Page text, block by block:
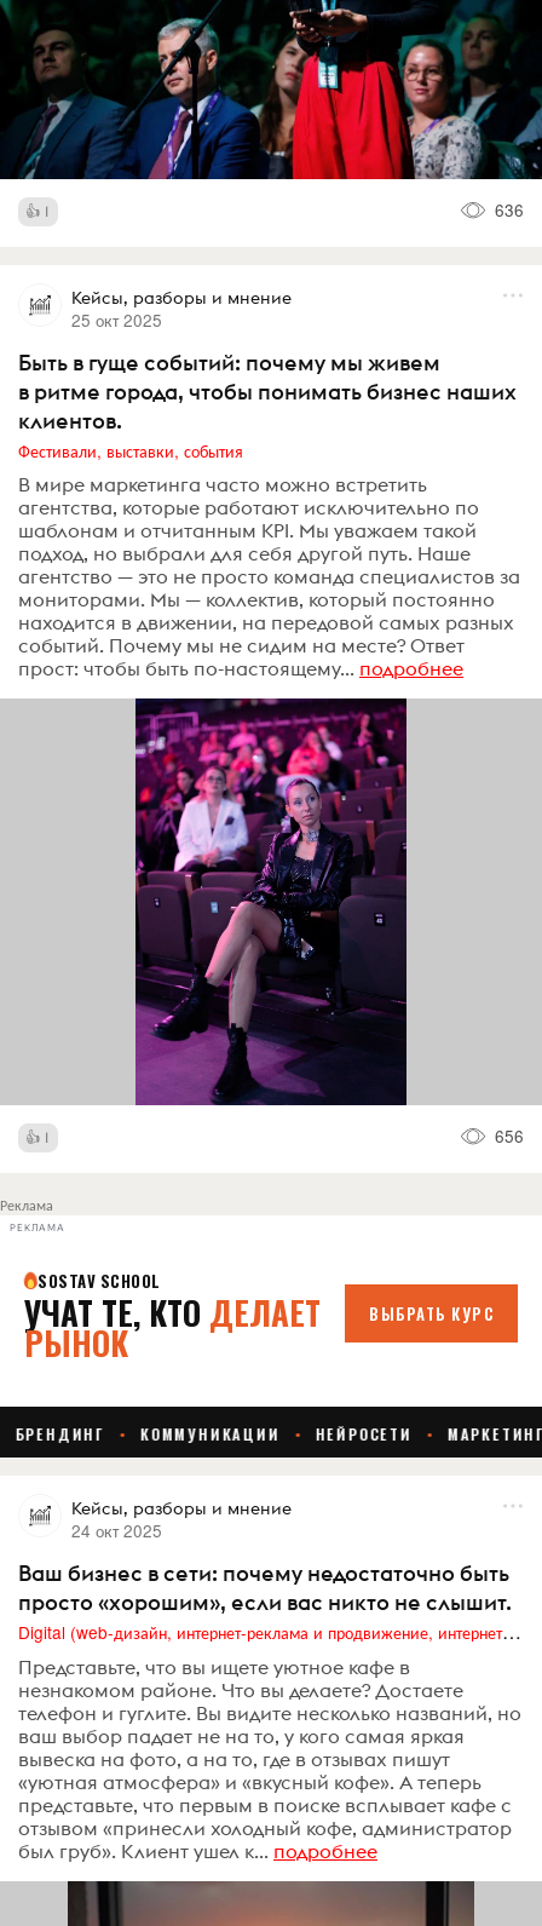
1 636
Кейсы, разборы и мнение
25 окт 2025
Быть в гуще событий: почему мы живем
в ритме города, чтобы понимать бизнес наших
клиентов.
Фестивали, выставки, события
В мире маркетинга часто можно встретить
агентства, которые работают исключительно по
шаблонам и отчитанным KPI. Мы уважаем такой
подход, но выбрали для себя другой путь. Наше
агентство — это не просто команда специалистов за
мониторами. Мы — коллектив, который постоянно
находится в движении, на передовой самых разных
событий. Почему мы не сидим на месте? Ответ
прост: чтобы быть по-настоящему... подробнее
1 656
Реклама
РЕКЛАМА
Кейсы, разборы и мнение
24 окт 2025
Ваш бизнес в сети: почему недостаточно быть
просто «хорошим», если вас никто не слышит.
Digital (web-дизайн, интернет-реклама и продвижение, интернет-сообщества и блоги, интернет-коммуникации, мобильный маркетинг, реклама на цифровых экранах)
Представьте, что вы ищете уютное кафе в
незнакомом районе. Что вы делаете? Достаете
телефон и гуглите. Вы видите несколько названий, но
ваш выбор падает не на то, у кого самая яркая
вывеска на фото, а на то, где в отзывах пишут
«уютная атмосфера» и «вкусный кофе». А теперь
представьте, что первым в поиске всплывает кафе с
отзывом «принесли холодный кофе, администратор
был груб». Клиент ушел к... подробнее